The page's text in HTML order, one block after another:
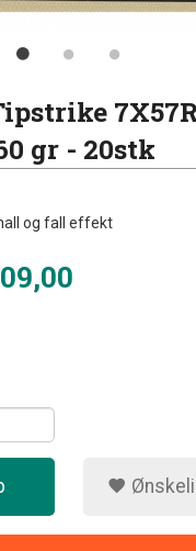
gr - 20stk
og fall effekt